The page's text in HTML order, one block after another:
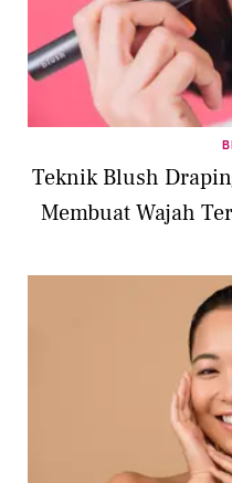
Teknik Blush
Membuat Wajah